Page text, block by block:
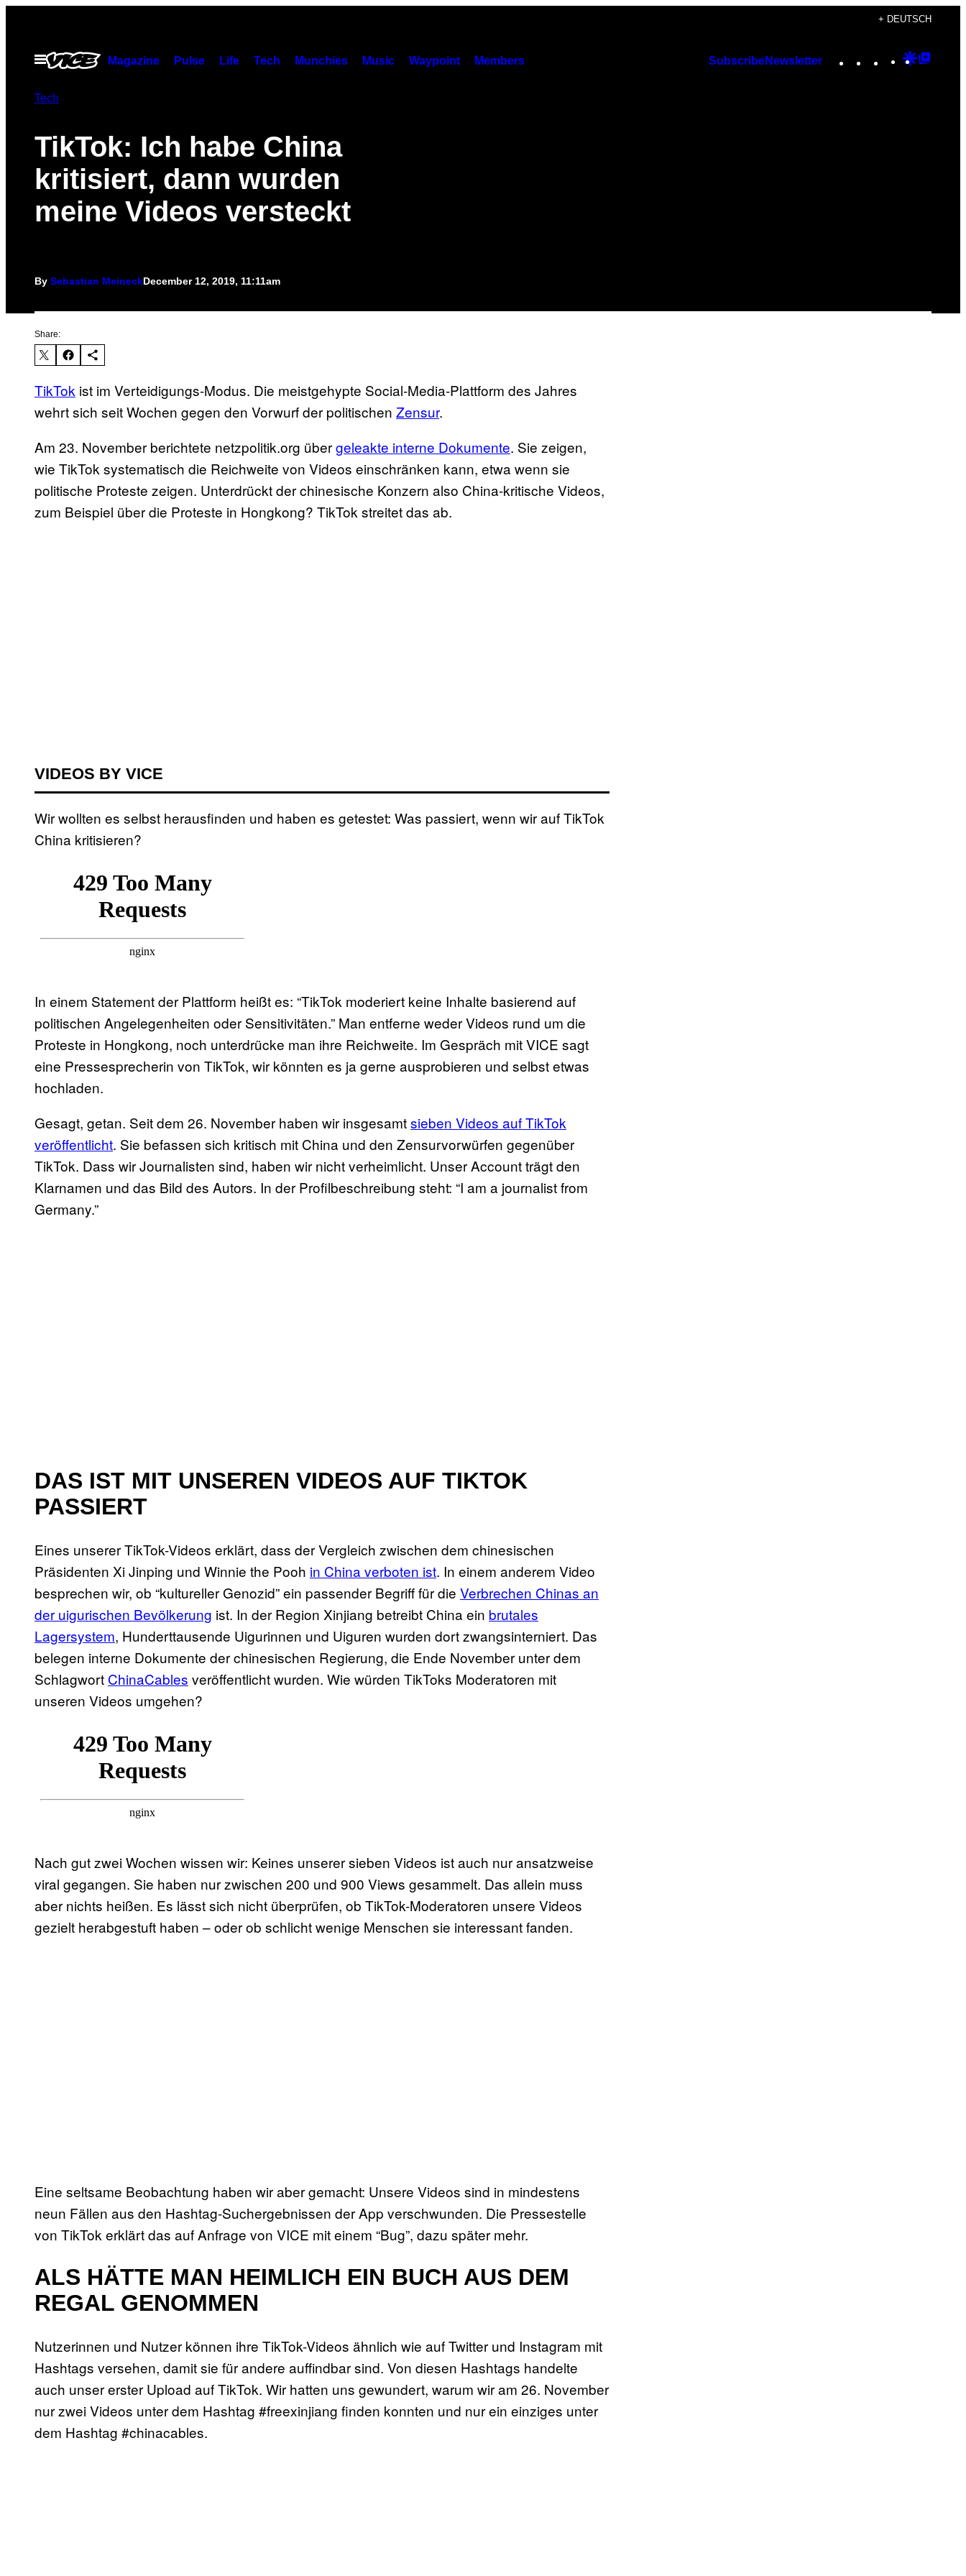
content
+ DEUTSCH
Open
Menu
Magazine Pulse Life Tech Munchies Music Waypoint Members SubscribeNewsletter Instagram
TikTok
YouTube
Google
Tech
TikTok: Ich habe China
kritisiert, dann wurden
meine Videos versteckt
By Sebastian MeineckDecember 12, 2019, 11:11am
Share:
TikTok ist im Verteidigungs-Modus. Die meistgehypte Social-Media-Plattform des Jahres
wehrt sich seit Wochen gegen den Vorwurf der politischen Zensur.
Am 23. November berichtete netzpolitik.org übergeleakte interne Dokumente. Sie zeigen,
wie TikTok systematisch die Reichweite von Videos einschränken kann, etwa wenn sie
politische Proteste zeigen. Unterdrückt der chinesische Konzern also China-kritische Videos,
zum Beispiel über die Proteste in Hongkong? TikTok streitet das ab.
VIDEOS BY VICE
Wir wollten es selbst herausfinden und haben es getestet: Was passiert, wenn wir auf TikTok
China kritisieren?
In einem Statement der Plattform heißt es: “TikTok moderiert keine Inhalte basierend auf
politischen Angelegenheiten oder Sensitivitäten.” Man entferne weder Videos rund um die
Proteste in Hongkong, noch unterdrücke man ihre Reichweite. Im Gespräch mit VICE sagt
eine Pressesprecherin von TikTok, wir könnten es ja gerne ausprobieren und selbst etwas
hochladen.
Gesagt, getan. Seit dem 26. November haben wir insgesamtsieben Videos auf TikTok
veröffentlicht. Sie befassen sich kritisch mit China und den Zensurvorwürfen gegenüber
TikTok. Dass wir Journalisten sind, haben wir nicht verheimlicht. Unser Account trägt den
Klarnamen und das Bild des Autors. In der Profilbeschreibung steht: “I am a journalist from
Germany.”
DAS IST MIT UNSEREN VIDEOS AUF TIKTOK
PASSIERT
Eines unserer TikTok-Videos erklärt, dass der Vergleich zwischen dem chinesischen
Präsidenten Xi Jinping und Winnie the Pooh in China verboten ist. In einem anderem Video
besprechen wir, ob “kultureller Genozid” ein passender Begriff für die Verbrechen Chinas an
der uigurischen Bevölkerung ist. In der Region Xinjiang betreibt China ein brutales
Lagersystem, Hunderttausende Uigurinnen und Uiguren wurden dort zwangsinterniert. Das
belegen interne Dokumente der chinesischen Regierung, die Ende November unter dem
Schlagwort ChinaCables veröffentlicht wurden. Wie würden TikToks Moderatoren mit
unseren Videos umgehen?
Nach gut zwei Wochen wissen wir: Keines unserer sieben Videos ist auch nur ansatzweise
viral gegangen. Sie haben nur zwischen 200 und 900 Views gesammelt. Das allein muss
aber nichts heißen. Es lässt sich nicht überprüfen, ob TikTok-Moderatoren unsere Videos
gezielt herabgestuft haben – oder ob schlicht wenige Menschen sie interessant fanden.
Eine seltsame Beobachtung haben wir aber gemacht: Unsere Videos sind in mindestens
neun Fällen aus den Hashtag-Suchergebnissen der App verschwunden. Die Pressestelle
von TikTok erklärt das auf Anfrage von VICE mit einem “Bug”, dazu später mehr.
ALS HÄTTE MAN HEIMLICH EIN BUCH AUS DEM
REGAL GENOMMEN
Nutzerinnen und Nutzer können ihre TikTok-Videos ähnlich wie auf Twitter und Instagram mit
Hashtags versehen, damit sie für andere auffindbar sind. Von diesen Hashtags handelte
auch unser erster Upload auf TikTok. Wir hatten uns gewundert, warum wir am 26. November
nur zwei Videos unter dem Hashtag #freexinjiang finden konnten und nur ein einziges unter
dem Hashtag #chinacables.